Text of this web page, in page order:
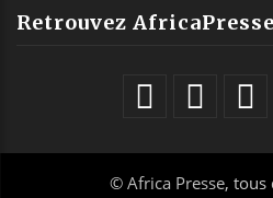
Retrouvez
© Africa Presse, tous